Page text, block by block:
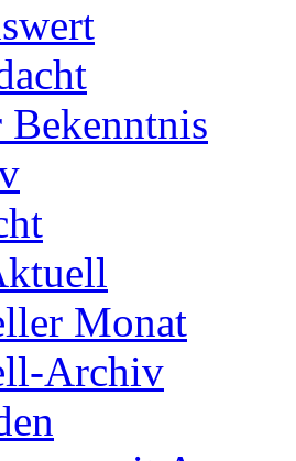
Bekenntnis
Monat
Archiv